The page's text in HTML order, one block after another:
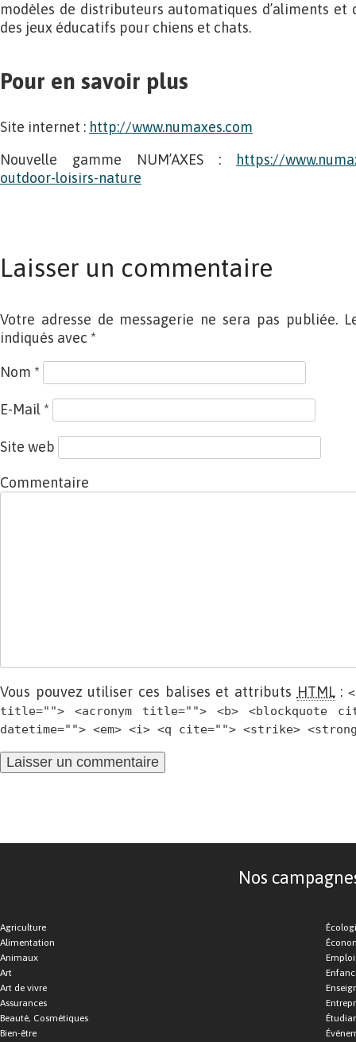
modèles de distributeurs automatiques d’aliments et
des jeux éducatifs pour chiens et chats.
Pour en savoir plus
Site internet : http://www.numaxes.com
Nouvelle gamme NUM’AXES :
https://
outdoor-loisirs-nature
Laisser un commentaire
Votre adresse de messagerie ne sera pas publiée.
indiqués avec *
Nom *
E-Mail *
Site web
Commentaire
Vous pouvez utiliser ces balises et attributs HTML:
title=""> <acronym title=""> <b> <blockquote
datetime=""> <em> <i> <q cite=""> <strike>
Nos
Agriculture
Alimentation
Animaux
Art
Art de vivre
Assurances
Beauté, Cosmétiques
Bien-être
Emploi